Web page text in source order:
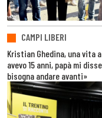
CAMPI LIBERI
Kristian Ghedina, una vita
avevo 15 anni, papà mi
bisogna andare avanti»